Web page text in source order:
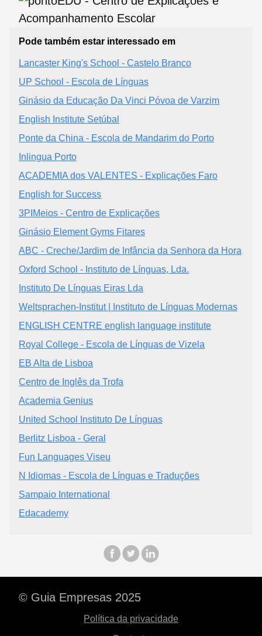
Pode também estar interessado em
Lancaster King's School - Castelo Branco
UP School - Escola de Línguas
Ginásio da Educação Da Vinci Póvoa de Varzim
English Institute Setúbal
Ponte da China - Escola de Mandarim do Porto
Inlingua Porto
ACADEMIA dos VALENTES - Explicações Faro
English for Success
3PIMeios - Centro de Explicações
Ginásio Element Gyms Fitares
ABC - Creche/Jardim de Infância da Senhora da Hora
Oxford School - Instituto de Línguas, Lda.
Instituto De Línguas Eiras Lda
Weltsprachen-Institut | Instituto de Línguas Modernas
ENGLISH CENTRE english language institute
Royal College - Escola de Línguas de Vizela
EB Alta de Lisboa
Centro de Inglês da Trofa
Academia Genius
United School Instituto De Línguas
Berlitz Lisboa - Geral
Fun Languages Viseu
N Idiomas - Escola de Línguas e Traduções
Sampaio International
Edacademy
© Guia Empresas 2025
Política da privacidade